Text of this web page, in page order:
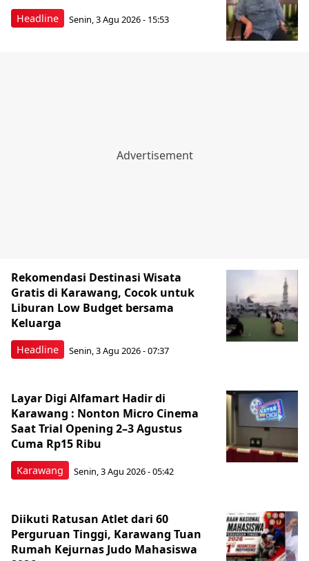
Headline Senin, 3 Agu 2026 - 15:53
Headline
Rekomendasi Destinasi Wisata
Gratis di Karawang, Cocok untuk
Liburan Low Budget bersama
Keluarga
Senin, 3 Agu 2026 - 07:37
Karawang
Layar Digi Alfamart Hadir di
Karawang : Nonton Micro Cinema
Saat Trial Opening 2–3 Agustus
Cuma Rp15 Ribu
Senin, 3 Agu 2026 - 05:42
Diikuti Ratusan Atlet dari 60
Perguruan Tinggi, Karawang Tuan
Rumah Kejurnas Judo Mahasiswa